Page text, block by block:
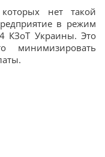
нет такой
в режим
КЗоТ Украины. Это
минимизировать